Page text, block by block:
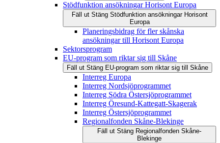
Stödfunktion ansökningar Horisont Europa
Fäll ut Stäng Stödfunktion ansökningar Horisont
Europa
Planeringsbidrag för fler skånska
ansökningar till Horisont Europa
Sektorsprogram
EU-program som riktar sig till Skåne
Fäll ut Stäng EU-program som riktar sig till Skåne
Interreg Europa
Interreg Nordsjöprogrammet
Interreg Södra Östersjöprogrammet
Interreg Öresund-Kattegatt-Skagerak
Interreg Östersjöprogrammet
Regionalfonden Skåne-Blekinge
Fäll ut Stäng Regionalfonden Skåne-
Blekinge